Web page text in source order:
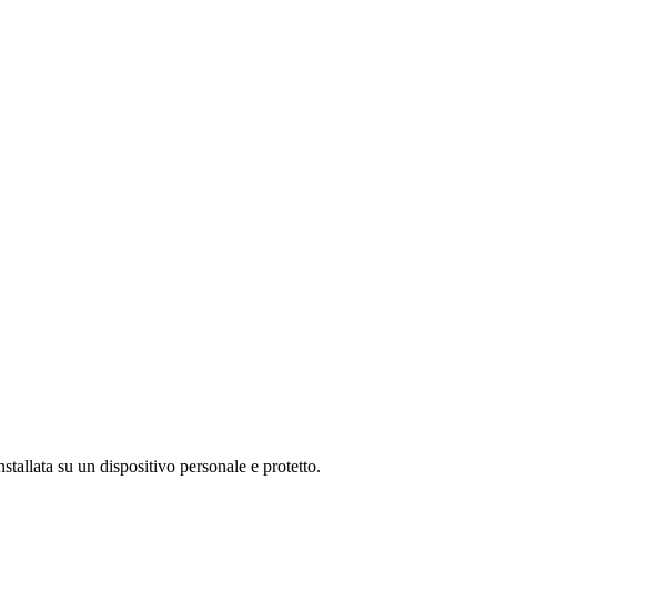
su un dispositivo personale e protetto.